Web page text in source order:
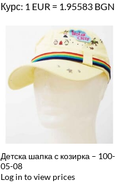
Курс: 1 EUR = 1.95583 BGN
Детска шапка с козирка – 100-
05-08
Log in to view prices